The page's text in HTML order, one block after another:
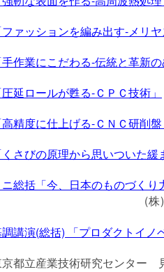
ファッションを編み出す-メリ
手作業にこだわる-伝統と革新の
圧延ロールが甦る-ＣＰＣ技術」
高精度に仕上げる-ＣＮＣ研削
くさびの原理から思いついた
ニ総括「今、日本のものづくり
(
講演(総括) 「プロダクトイノ
都立産業技術研究センター